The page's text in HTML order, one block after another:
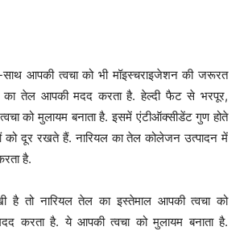
आपकी त्वचा को भी मॉइस्चराइजेशन की जरूरत
का तेल आपकी मदद करता है. हेल्दी फैट से भरपूर,
को मुलायम बनाता है. इसमें एंटीऑक्सीडेंट गुण होते
को दूर रखते हैं. नारियल का तेल कोलेजन उत्पादन में
है.
है तो नारियल तेल का इस्तेमाल आपकी त्वचा को
करता है. ये आपकी त्वचा को मुलायम बनाता है.